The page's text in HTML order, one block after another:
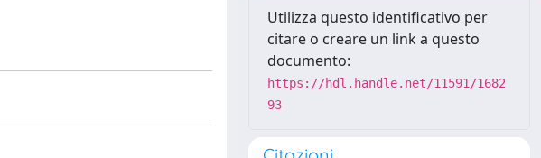
Utilizza questo identificativo per
citare o creare un link a questo
documento:
https://hdl.handle.net/11591/1682
93